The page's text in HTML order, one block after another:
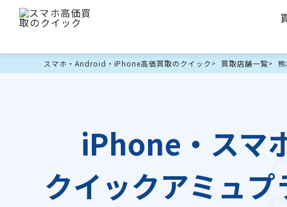
スマホ・Android・iPhone高価買取のクイック 買取店舗一覧
iPhone・スマ
クイックアミュ